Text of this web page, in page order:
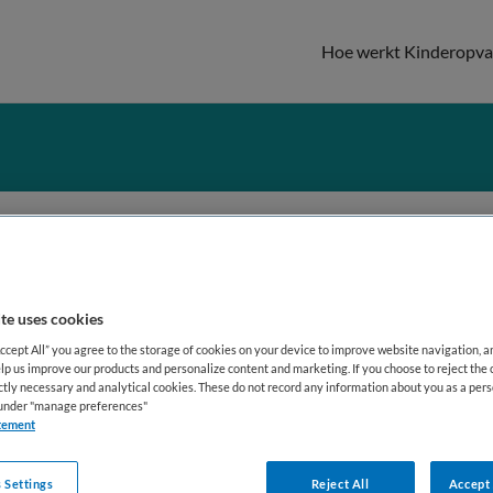
Hoe werkt
je partner van KinderopvangTotaal?
Binnen jouw account kun je eenvoudig
monitoren.
uses cookies
All” you agree to the storage of cookies on your device to improve website navigation,
us improve our products and personalize content and marketing. If you choose to reject the
necessary and analytical cookies. These do not record any information about you as a
"manage preferences"
Reject All Accept
Settings